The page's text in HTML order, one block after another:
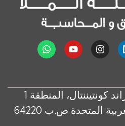
402، مكتب فندق جراند كونتيننتال، المنطقة 1
المتحدة ص.ب 64220